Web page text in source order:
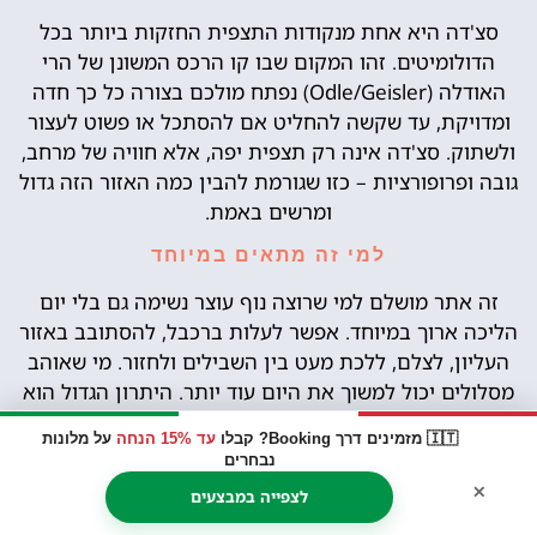
🇮🇹 מזמינים דרך Booking? קבלו עד 15% הנחה
על מלונות
נבחרים
לצפייה במבצעים ×
סצ'דה היא אחת מנקודות התצפית החזקות ביותר בכל
הדולומיטים. זהו המקום שבו קו הרכס המשונן של הרי
האודלה (Odle/Geisler) נפתח מולכם בצורה כל כך חדה
ומדויקת, עד שקשה להחליט אם להסתכל או פשוט לעצור
ולשתוק. סצ'דה אינה רק תצפית יפה, אלא חוויה של מרחב,
גובה ופרופורציות – כזו שגורמת להבין כמה האזור הזה גדול
ומרשים באמת.
למי זה מתאים במיוחד
זה אתר מושלם למי שרוצה נוף עוצר נשימה גם בלי יום
הליכה ארוך במיוחד. אפשר לעלות ברכבל, להסתובב באזור
העליון, לצלם, ללכת מעט בין השבילים ולחזור. מי שאוהב
מסלולים יכול למשוך את היום עוד יותר. היתרון הגדול הוא
שגם ביקור לא ארוך נותן כאן תמורה עצומה.
Powered byGetYourGuide